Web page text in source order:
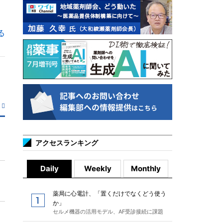
アクセスランキング
Daily Weekly Monthly
薬局に心電計、「置くだけでなくどう使う
か」
セルメ機器の活用モデル、AF受診接続に課題